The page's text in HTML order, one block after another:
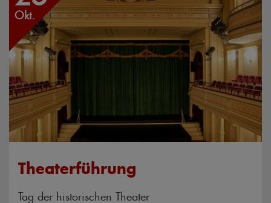
Okt.
Theaterführung
Tag der historischen Theater